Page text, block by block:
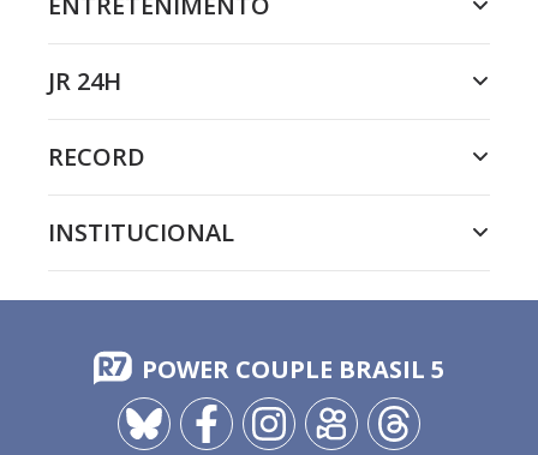
JR 24H
RECORD
INSTITUCIONAL
POWER COUPLE BRASIL 5